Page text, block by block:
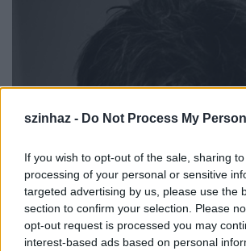
szinhaz - Do Not Process My
If you wish to opt-out of the sale, sharing
processing of your personal or sensitive
targeted advertising by us, please use the
section to confirm your selection. Please
opt-out request is processed you may
interest-based ads based on personal